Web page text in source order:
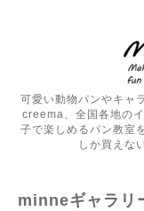
可愛い動物パンやキャ
creema、全国各地の
子で楽しめるパン教室
しか買えな
minneギャラリ